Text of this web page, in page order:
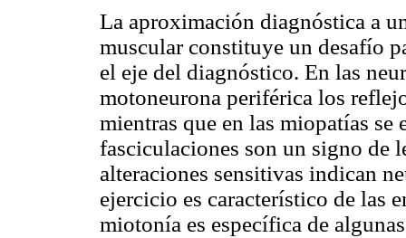
La aproximación diagnóstica a
muscular constituye un desafío
el eje del diagnóstico. En las
motoneurona periférica los
mientras que en las miopatías se
fasciculaciones son un signo de
alteraciones sensitivas indican
ejercicio es característico de las
miotonía es específica de